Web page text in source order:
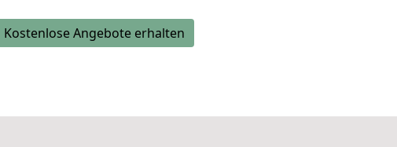
Kostenlose Angebote erhalten